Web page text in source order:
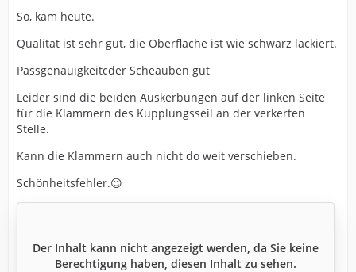
So, kam heute.
Qualität ist sehr gut, die Oberfläche ist wie schwarz lackiert.
Passgenauigkeitcder Scheauben gut
Leider sind die beiden Auskerbungen auf der linken Seite
für die Klammern des Kupplungsseil an der verkerten
Stelle.
Kann die Klammern auch nicht do weit verschieben.
Schönheitsfehler.😉
Der Inhalt kann nicht angezeigt werden, da Sie keine
Berechtigung haben, diesen Inhalt zu sehen.